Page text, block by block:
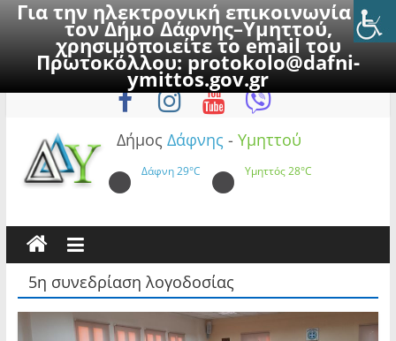
Για την ηλεκτρονική επικοινωνία με
τον Δήμο Δάφνης–Υμηττού,
χρησιμοποιείτε το email του
Πρωτοκόλλου:protokolo@dafni-
ymittos.gov.gr
to
Παρασκευή, 7 Αυγούστου 2026
Δήμος Δάφνης - Υμηττού
Δάφνη29°C Υμηττός28°C
5η συνεδρίαση λογοδοσίας